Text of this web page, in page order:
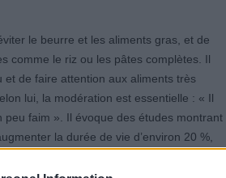
le beurre et les aliments gras, et de
comme le riz ou les pâtes complètes. Il
et de faire attention aux aliments très
lui, la modération est essentielle : « Il
peu faim ». Il évoque des études montrant
la durée de vie d’environ 20 %,
toute restriction doit être discutée